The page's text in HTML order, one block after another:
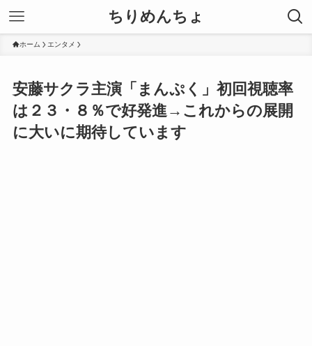
ちりめんちょ
ホーム エンタメ
安藤サクラ主演「まんぷく」初回視聴率
は２３・８％で好発進→これからの展開
に大いに期待しています